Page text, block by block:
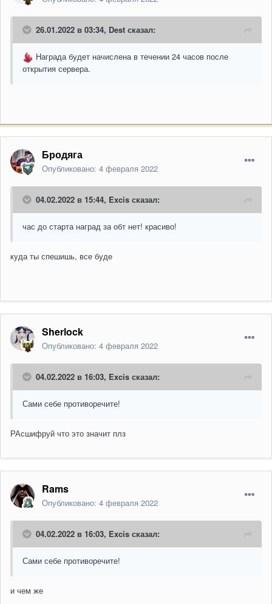
26.01.2022 в 03:34, Dest сказал:
Награда будет начислена в течении 24 часов после
открытия сервера.
Бродяга
Опубликовано: 4 февраля 2022
04.02.2022 в 15:44, Excis сказал:
час до старта наград за обт нет! красиво!
куда ты спешишь, все буде
Sherlock
Опубликовано: 4 февраля 2022
04.02.2022 в 16:03, Excis сказал:
Сами себе противоречите!
РАсшифруй что это значит плз
Rams
Опубликовано: 4 февраля 2022
04.02.2022 в 16:03, Excis сказал:
Сами себе противоречите!
и чем же